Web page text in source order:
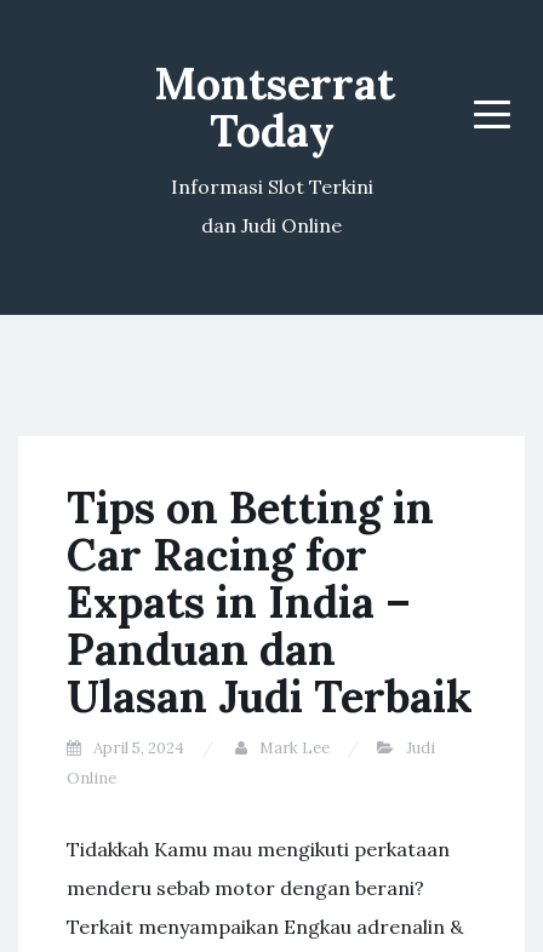
Montserrat
Today
Informasi Slot Terkini
dan Judi Online
Menu
Tips on Betting in
Car Racing for
Expats in India –
Panduan dan
Ulasan Judi Terbaik
April 5, 2024 Mark Lee
Judi
Online
Tidakkah Kamu mau mengikuti perkataan
menderu sebab motor dengan berani?
Terkait menyampaikan Engkau adrenalin &